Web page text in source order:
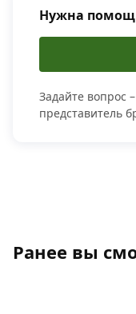
Нужна
Задайте вопрос
представитель
Ранее вы